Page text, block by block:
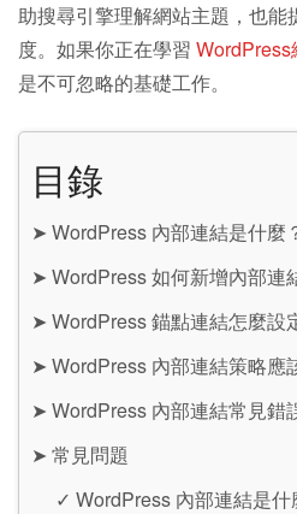
助搜尋引擎理解網站主題，也能
度。如果你正在學習 WordPress
是不可忽略的基礎工作。
目錄
➤ WordPress 內部連結是什麼
➤ WordPress 如何新增內部連
➤ WordPress 錨點連結怎麼設
➤ WordPress 內部連結策略應
➤ WordPress 內部連結常見錯
➤ 常見問題
✓ WordPress 內部連結是什